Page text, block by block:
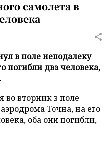
самолета в
в поле неподалеку
погибли два человека,
во вторник в поле
Точна, на его
оба они погибли,